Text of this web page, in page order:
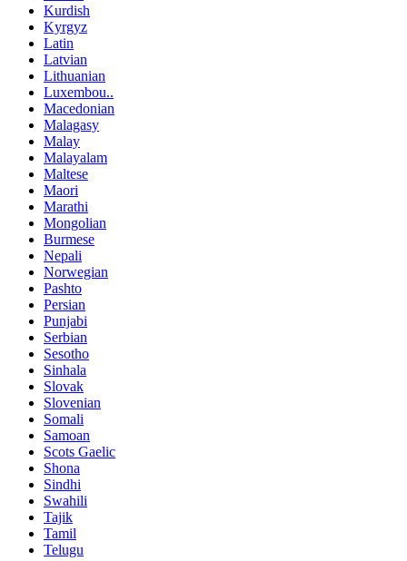
Kurdish
Kyrgyz
Latin
Latvian
Lithuanian
Luxembou..
Macedonian
Malagasy
Malay
Malayalam
Maltese
Maori
Marathi
Mongolian
Burmese
Nepali
Norwegian
Pashto
Persian
Punjabi
Serbian
Sesotho
Sinhala
Slovak
Slovenian
Somali
Samoan
Scots Gaelic
Shona
Sindhi
Swahili
Tajik
Tamil
Telugu